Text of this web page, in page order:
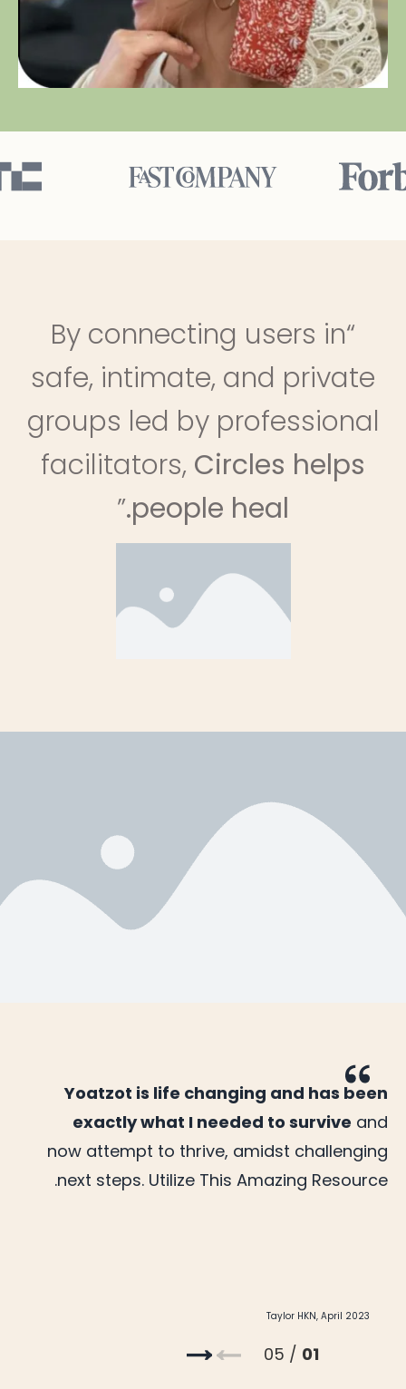
“By connecting users in
safe, intimate, and private
groups led by professional
facilitators, Circles helps
people heal.
”
Yoatzot is life changing and has been
exactly what I needed to survive and
now attempt to thrive, amidst challenging
next steps. Utilize This Amazing Resource.
Taylor HKN, April 2023
01
/ 05